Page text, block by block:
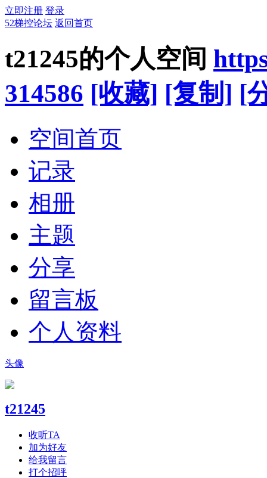
立即注册 登录
52梯控论坛 返回首页
t21245的个人空间
314586 [收藏] [复制] [
空间首页
记录
相册
主题
分享
留言板
个人资料
头像
t21245
收听TA
加为好友
给我留言
打个招呼